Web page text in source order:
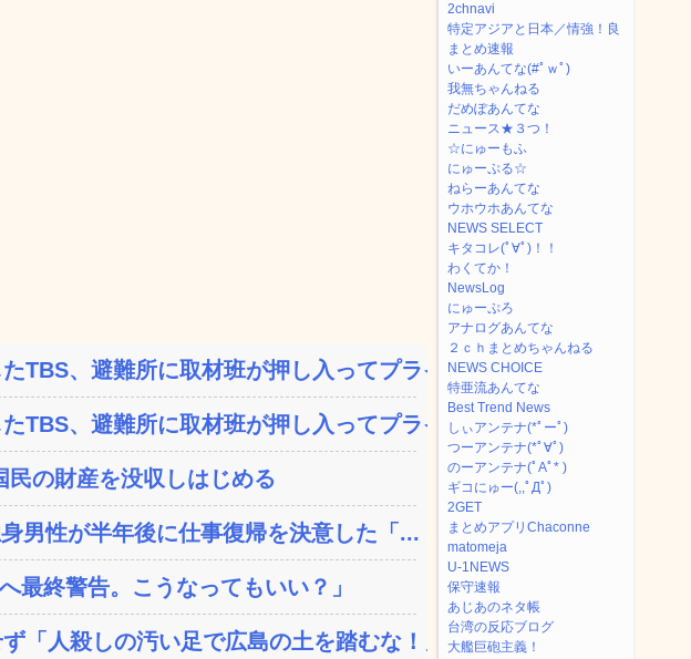
TBS、避難所に取材班が押し入ってプライ...
TBS、避難所に取材班が押し入ってプライ...
民の財産を没収しはじめる
男性が半年後に仕事復帰を決意した「...
最終警告。こうなってもいい？」
「人殺しの汚い足で広島の土を踏むな！」→...
2chnavi
特定アジアと日本／情強！良
まとめ速報
いーあんてな(#ﾟｗﾟ)
我無ちゃんねる
だめぽあんてな
ニュース★３つ！
☆にゅーもふ
にゅーぷる☆
ねらーあんてな
ウホウホあんてな
NEWS SELECT
キタコレ(ﾟ∀ﾟ)！！
わくてか！
NewsLog
にゅーぷろ
アナログあんてな
２ｃｈまとめちゃんねる
NEWS CHOICE
特亜流あんてな
Best Trend News
しぃアンテナ(*ﾟーﾟ)
つーアンテナ(*ﾟ∀ﾟ)
のーアンテナ(ﾟAﾟ* )
ギコにゅー(,,ﾟДﾟ)
2GET
まとめアプリChaconne
matomeja
U-1NEWS
保守速報
あじあのネタ帳
台湾の反応ブログ
大艦巨砲主義！